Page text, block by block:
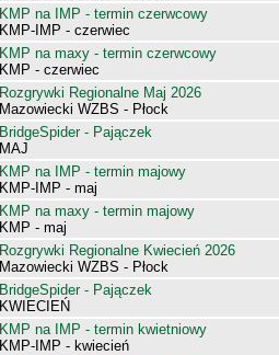
KMP na IMP - termin czerwcowy
KMP-IMP - czerwiec
KMP na maxy - termin czerwcowy
KMP - czerwiec
Rozgrywki Regionalne Maj 2026
Mazowiecki WZBS - Płock
BridgeSpider - Pajączek
MAJ
KMP na IMP - termin majowy
KMP-IMP - maj
KMP na maxy - termin majowy
KMP - maj
Rozgrywki Regionalne Kwiecień 2026
Mazowiecki WZBS - Płock
BridgeSpider - Pajączek
KWIECIEŃ
KMP na IMP - termin kwietniowy
KMP-IMP - kwiecień